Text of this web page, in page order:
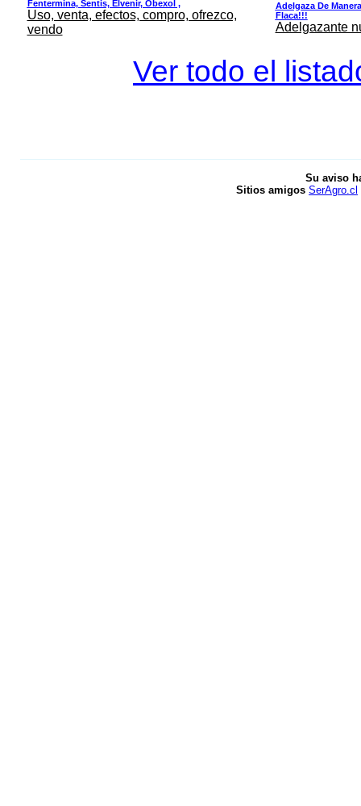
Fentermina, Sentis, Elvenir, Obexol ,
Uso, venta, efectos, compro, ofrezco,
vendo
Adelgaza De
Flaca!!!
Adelgazante
Ver todo el
Su aviso
Sitios amigos SerAgro.cl